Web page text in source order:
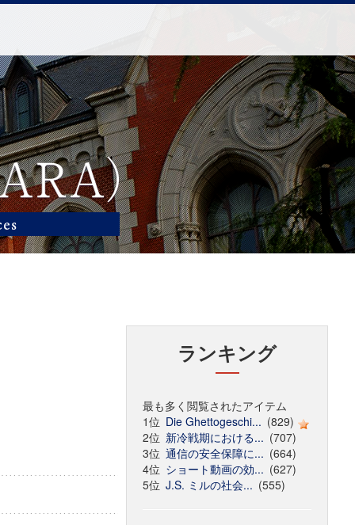
ランキング
最も多く閲覧されたアイテム
1位 Die Ghettogeschi... (829)
2位 新冷戦期における... (707)
3位 通信の安全保障に... (664)
4位 ショート動画の効... (627)
5位 J.S. ミルの社会... (555)